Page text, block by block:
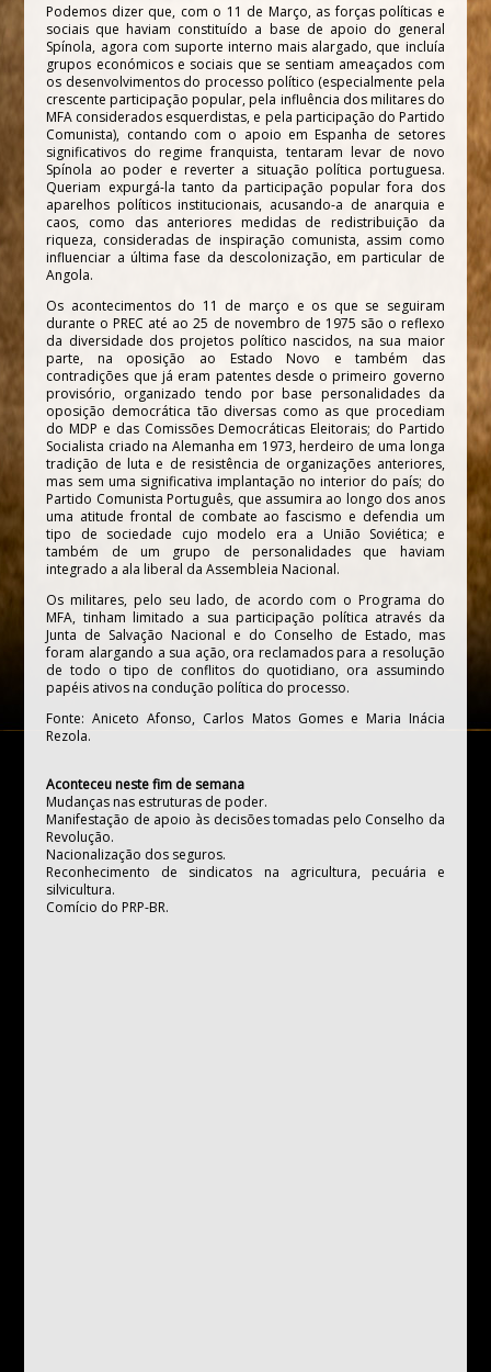
Podemos dizer que, com o 11 de Março, as forças políticas e
sociais que haviam constituído a base de apoio do general
Spínola, agora com suporte interno mais alargado, que incluía
grupos económicos e sociais que se sentiam ameaçados com
os desenvolvimentos do processo político (especialmente pela
crescente participação popular, pela influência dos militares do
MFA considerados esquerdistas, e pela participação do Partido
Comunista), contando com o apoio em Espanha de setores
significativos do regime franquista, tentaram levar de novo
Spínola ao poder e reverter a situação política portuguesa.
Queriam expurgá-la tanto da participação popular fora dos
aparelhos políticos institucionais, acusando-a de anarquia e
caos, como das anteriores medidas de redistribuição da
riqueza, consideradas de inspiração comunista, assim como
influenciar a última fase da descolonização, em particular de
Angola.
Os acontecimentos do 11 de março e os que se seguiram
durante o PREC até ao 25 de novembro de 1975 são o reflexo
da diversidade dos projetos político nascidos, na sua maior
parte, na oposição ao Estado Novo e também das
contradições que já eram patentes desde o primeiro governo
provisório, organizado tendo por base personalidades da
oposição democrática tão diversas como as que procediam
do MDP e das Comissões Democráticas Eleitorais; do Partido
Socialista criado na Alemanha em 1973, herdeiro de uma longa
tradição de luta e de resistência de organizações anteriores,
mas sem uma significativa implantação no interior do país; do
Partido Comunista Português, que assumira ao longo dos anos
uma atitude frontal de combate ao fascismo e defendia um
tipo de sociedade cujo modelo era a União Soviética; e
também de um grupo de personalidades que haviam
integrado a ala liberal da Assembleia Nacional.
Os militares, pelo seu lado, de acordo com o Programa do
MFA, tinham limitado a sua participação política através da
Junta de Salvação Nacional e do Conselho de Estado, mas
foram alargando a sua ação, ora reclamados para a resolução
de todo o tipo de conflitos do quotidiano, ora assumindo
papéis ativos na condução política do processo.
Fonte: Aniceto Afonso, Carlos Matos Gomes e Maria Inácia
Rezola.
Aconteceu neste fim de semana
Mudanças nas estruturas de poder.
Manifestação de apoio às decisões tomadas pelo Conselho da
Revolução.
Nacionalização dos seguros.
Reconhecimento de sindicatos na agricultura, pecuária e
silvicultura.
Comício do PRP-BR.